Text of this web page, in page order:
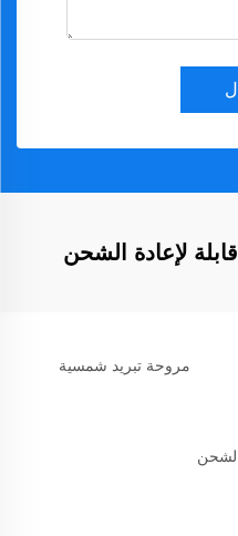
لإعادة الشحن
مروحة تبريد شمسية